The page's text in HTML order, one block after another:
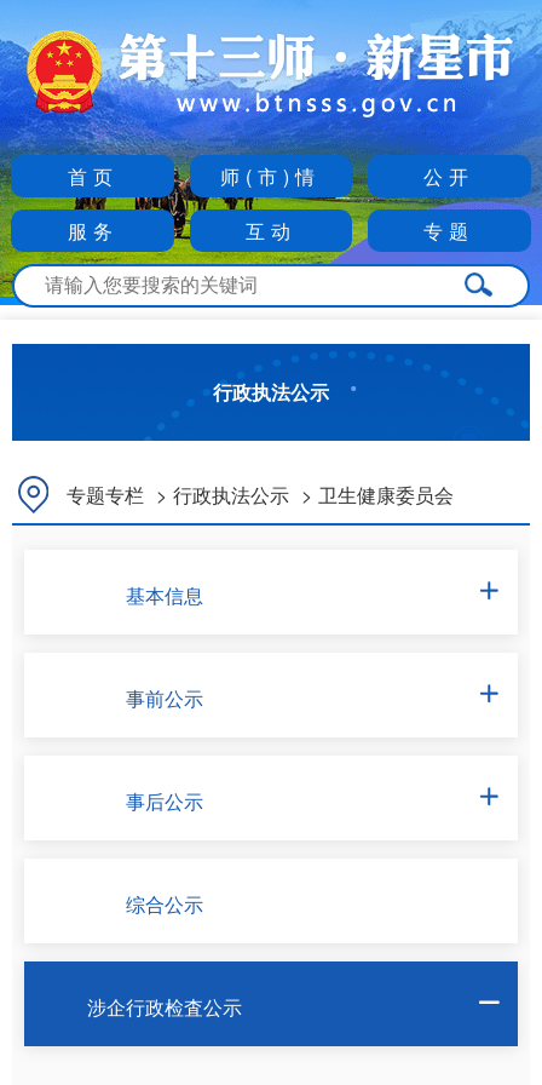
首页 师(市)情
公开
服务
互动 专题
行政执法公示
专题专栏 > 行政执法公示 > 卫生健康委员会
基本信息 
事前公示 
事后公示 
综合公示
涉企行政检査公示 